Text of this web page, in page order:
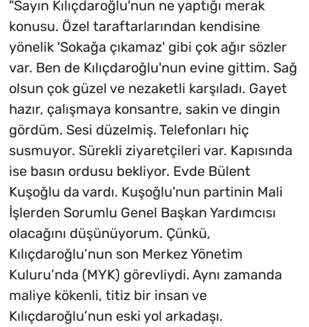
"Sayın Kılıçdaroğlu'nun ne yaptığı merak
konusu. Özel taraftarlarından kendisine
yönelik 'Sokağa çıkamaz' gibi çok ağır sözler
var. Ben de Kılıçdaroğlu'nun evine gittim. Sağ
olsun çok güzel ve nezaketli karşıladı. Gayet
hazır, çalışmaya konsantre, sakin ve dingin
gördüm. Sesi düzelmiş. Telefonları hiç
susmuyor. Sürekli ziyaretçileri var. Kapısında
ise basın ordusu bekliyor. Evde Bülent
Kuşoğlu da vardı. Kuşoğlu'nun partinin Mali
İşlerden Sorumlu Genel Başkan Yardımcısı
olacağını düşünüyorum. Çünkü,
Kılıçdaroğlu’nun son Merkez Yönetim
Kuluru’nda (MYK) görevliydi. Aynı zamanda
maliye kökenli, titiz bir insan ve
Kılıçdaroğlu’nun eski yol arkadaşı.